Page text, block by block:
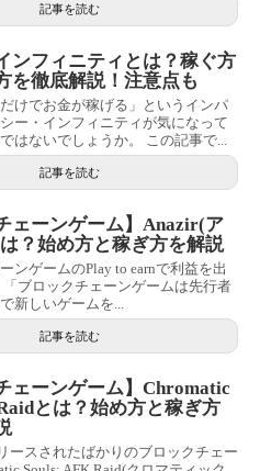
記事を読む
ンフィニティとは？稼ぐ方
を徹底解説！注意点も
だけでお金が稼げる」というインパ
ー・インフィニティが気になって
はないでしょうか。 この記事で...
記事を読む
ェーンゲーム】Anazir(ア
？始め方と稼ぎ方を解説
ンゲームのPlay to earnで利益を出
「ブロックチェーンゲームは先行者
新しいゲームを...
記事を読む
ェーンゲーム】Chromatic
とは？始め方と稼ぎ方
ースされたばかりのブロックチェー